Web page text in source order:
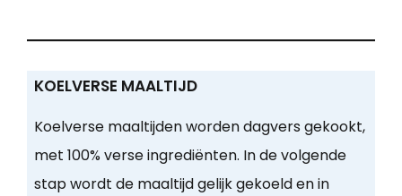
KOELVERSE MAALTIJD
Koelverse maaltijden worden dagvers gekookt,
met 100% verse ingrediënten. In de volgende
stap wordt de maaltijd gelijk gekoeld en in